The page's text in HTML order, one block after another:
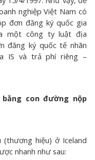
nghiệp Việt Nam có
đơn đăng ký quốc gia
một công ty luật địa
đăng ký quốc tế nhãn
IS và trả phí riêng –
con đường nộp
hiệu) ở Iceland
nhanh như sau: